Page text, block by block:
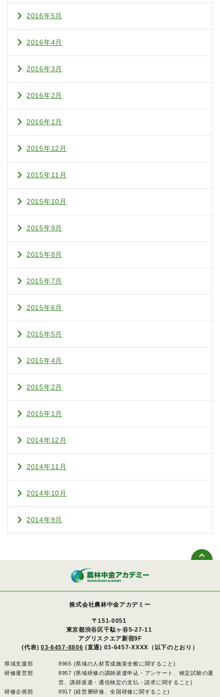
2016年5月
2016年4月
2016年3月
2016年2月
2016年1月
2015年12月
2015年11月
2015年10月
2015年9月
2015年8月
2015年7月
2015年6月
2015年5月
2015年4月
2015年2月
2015年1月
2014年12月
2014年11月
2014年10月
2014年9月
株式会社農林中金アカデミー
〒151-0051
東京都渋谷区千駄ヶ谷5-27-11
アグリスクエア新宿9F
(代表) 03-6457-8806 (直通) 03-6457-XXXX（以下のとおり）
県域支援部
8965 (県域の人材育成施策全般に関すること)
研修運営部
8957 (県域研修の講師派遣申込・アンケート、検定試験の運
営、講師派遣・通信検定の支払・請求に関すること)
研修企画部
8917 (経営層研修、全国研修に関すること)